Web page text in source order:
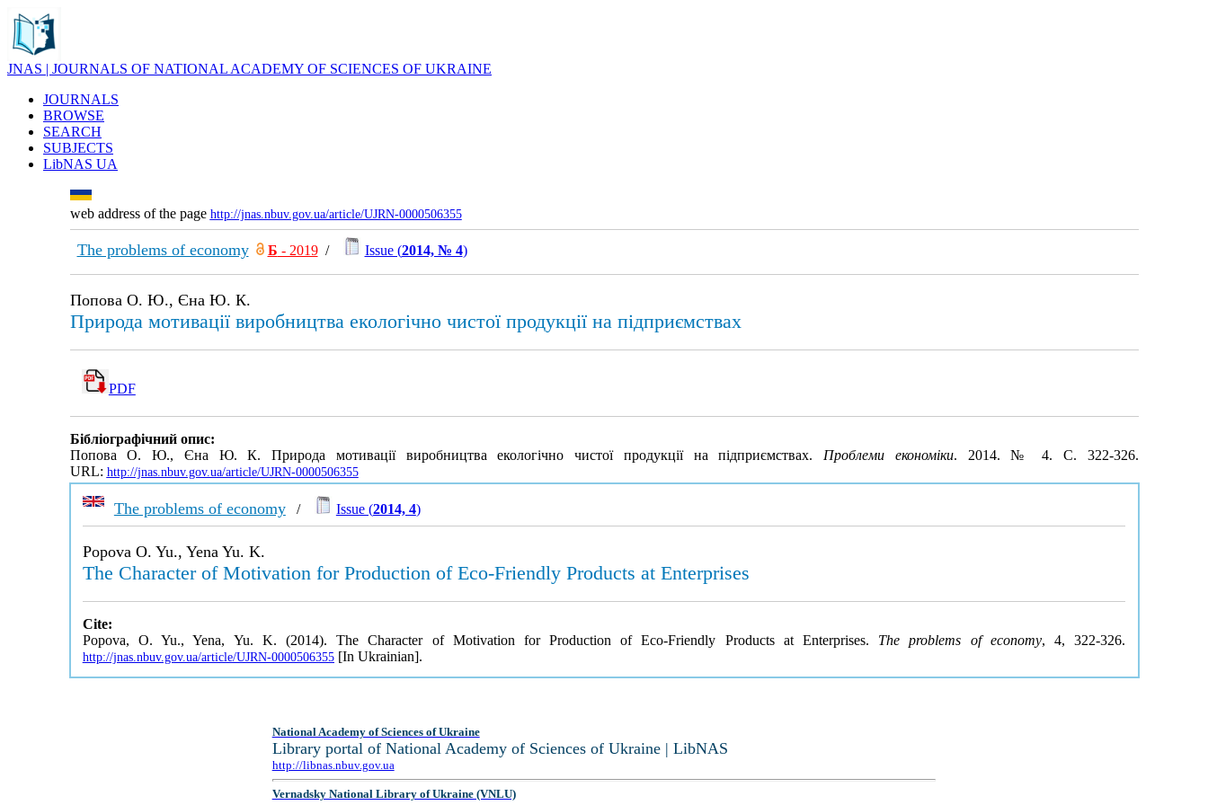
JNAS | JOURNALS OF NATIONAL ACADEMY OF SCIENCES OF UKRAINE
JOURNALS
BROWSE
SEARCH
SUBJECTS
LibNAS UA
web address of the page http://jnas.nbuv.gov.ua/article/UJRN-0000506355
The problems of economy Б - 2019/ Issue (2014, № 4)
Попова О. Ю., Єна Ю. К.
Природа мотивації виробництва екологічно чистої продукції на підприємствах
PDF
Бібліографічний опис:
Попова О. Ю., Єна Ю. К. Природа мотивації виробництва екологічно чистої продукції на підприємствах.Проблеми економіки. 2014. № 4. С. 322-326.
URL: http://jnas.nbuv.gov.ua/article/UJRN-0000506355
The problems of economy/ Issue (2014, 4)
Popova O. Yu., Yena Yu. K.
The Character of Motivation for Production of Eco-Friendly Products at Enterprises
Cite:
Popova, O. Yu., Yena, Yu. K. (2014). The Character of Motivation for Production of Eco-Friendly Products at Enterprises. The problems of economy, 4, 322-326.
http://jnas.nbuv.gov.ua/article/UJRN-0000506355[In Ukrainian].
National Academy of Sciences of Ukraine
Library portal of National Academy of Sciences of Ukraine | LibNAS
http://libnas.nbuv.gov.ua
Vernadsky National Library of Ukraine (VNLU)